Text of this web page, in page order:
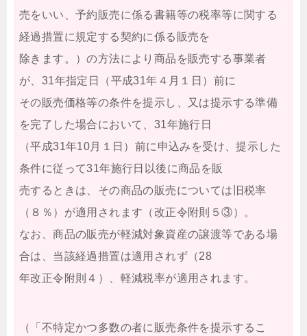
売をいい、予約販売に係る書籍等の税率等に関する
経過措置に規定する契約に係る販売を
除きます。）の方法により商品を販売する事業者
が、31年指定日（平成31年４月１日）前に
その販売価格等の条件を提示し、又は提示する準備
を完了した場合において、31年施行日
（平成31年10月１日）前に申込みを受け、提示した
条件に従って31年施行日以後に商品を販
売するときは、その商品の販売については旧税率
（８％）が適用されます（改正令附則５③）。
なお、商品の販売が軽減対象資産の譲渡等である場
合は、当該経過措置は適用されず（28
年改正令附則４）、軽減税率が適用されます。
（「不特定かつ多数の者に販売条件を提示するこ